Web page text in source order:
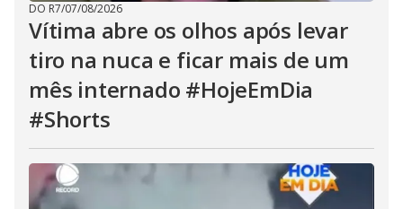
DO R7/07/08/2026
Vítima abre os olhos após levar
tiro na nuca e ficar mais de um
mês internado #HojeEmDia
#Shorts